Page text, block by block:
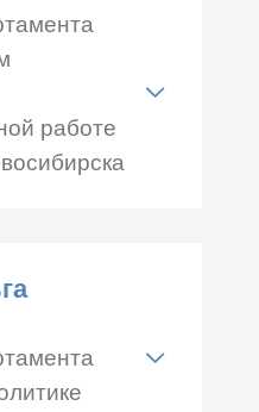
227-41-12
работе
229-67-22